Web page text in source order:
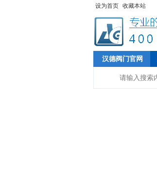
设为首页 收藏本站
汉德阀门官网